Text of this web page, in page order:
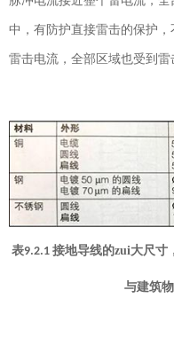
中，有防护直接雷击的保护
雷击电流，全部区域也受到雷
表9.2.1 接地导线的zui大尺寸
与建筑